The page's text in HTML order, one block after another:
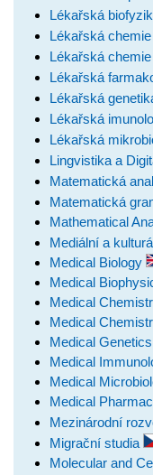
Lékařská
Lékařská
Lékařská
Lékařská
Lékařská
Lékařská
Lékařská
Lingvistika a
Matematická
Matematická
Mathematical
Mediální a
Medical Biology
Medical
Medical
Medical
Medical Genetics
Medical
Medical
Medical
Mezinárodní
Migrační studia
Molecular and